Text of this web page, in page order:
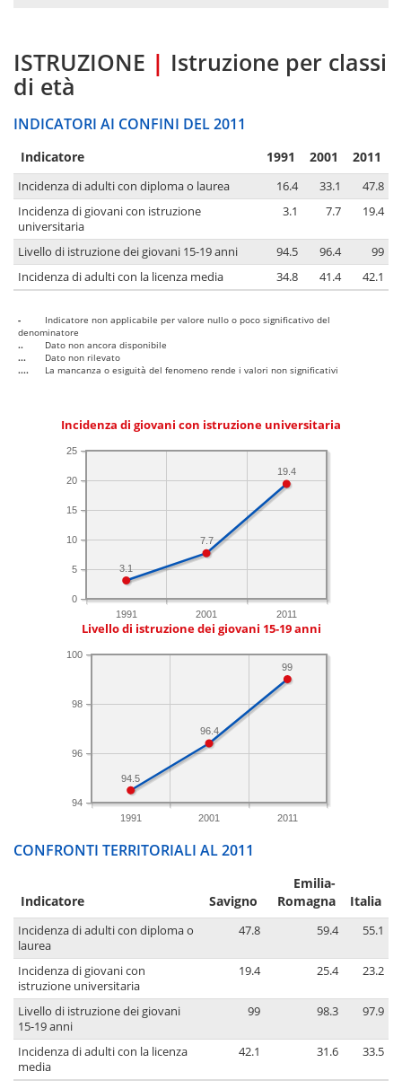
ISTRUZIONE | Istruzione per classi
di età
INDICATORI AI CONFINI DEL 2011
Indicatore 1991 2001 2011
Incidenza di adulti con diploma o laurea 16.4 33.1
47.8
Incidenza di giovani con istruzione
universitaria
3.1 7.7 19.4
Livello di istruzione dei giovani 15-19 anni 94.5 96.4
99
Incidenza di adulti con la licenza media
34.8 41.4 42.1
-
Indicatore non applicabile per valore nullo o poco significativo del
denominatore
..
Dato non ancora disponibile
...
Dato non rilevato
....
La mancanza o esiguità del fenomeno rende i valori non significativi
Incidenza di giovani con istruzione universitaria
1991 2001 2011
0
5
10
15
20
25
19.4
7.7
3.1
Livello di istruzione dei giovani 15-19 anni
1991 2001 2011
94
96
98
100
99
96.4
94.5
CONFRONTI TERRITORIALI AL 2011
Indicatore Savigno
Emilia-
Romagna
Italia
Incidenza di adulti con diploma o
laurea
47.8 59.4 55.1
Incidenza di giovani con
istruzione universitaria
19.4 25.4 23.2
Livello di istruzione dei giovani
15-19 anni
99 98.3 97.9
Incidenza di adulti con la licenza
media
42.1 31.6 33.5